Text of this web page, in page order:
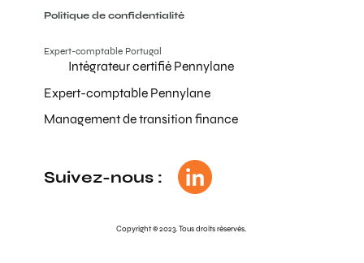
Copyright © 2023. Tous droits réservés.
Politique de confidentialité
Expert-comptable Portugal
Intégrateur certifié Pennylane
Expert-comptable Pennylane
Management de transition finance
Suivez-nous :